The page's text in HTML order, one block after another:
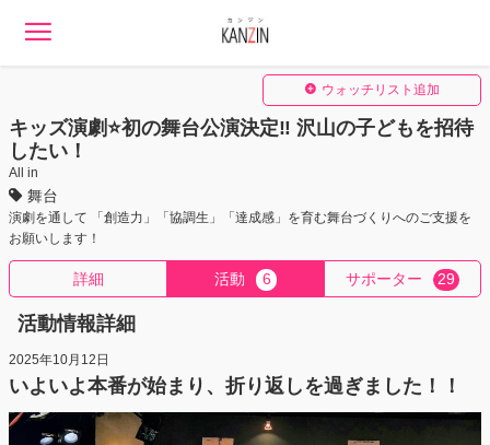
ウォッチリスト追加
キッズ演劇⭐️初の舞台公演決定‼ 沢山の子どもを招待
したい！
All in
舞台
演劇を通して 「創造力」「協調生」「達成感」を育む舞台づくりへのご支援を
お願いします！
詳細 活動 6 サポーター 29
活動情報詳細
2025年10月12日
いよいよ本番が始まり、折り返しを過ぎました！！